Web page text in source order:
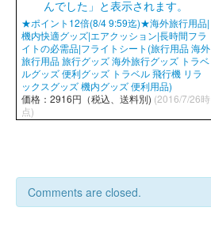
★ポイント12倍(8/4 9:59迄)★海外旅行用品|
機内快適グッズ|エアクッション|長時間フラ
イトの必需品|フライトシート(旅行用品 海外
旅行用品 旅行グッズ 海外旅行グッズ トラベ
ルグッズ 便利グッズ トラベル 飛行機 リラ
ックスグッズ 機内グッズ 便利用品)
価格：2916円（税込、送料別) (2016/7/26時
点)
Comments are closed.